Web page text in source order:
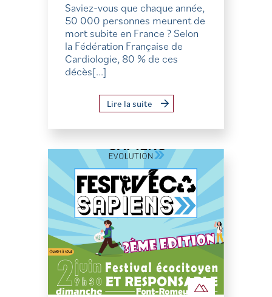
Saviez-vous que chaque année,
50 000 personnes meurent de
mort subite en France ? Selon
la Fédération Française de
Cardiologie, 80 % de ces
décès[...]
Lire la suite